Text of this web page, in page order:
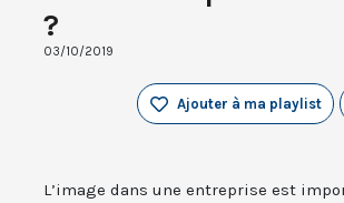
?
03/10/2019
Ajouter à ma playlist
L’image dans une entreprise est